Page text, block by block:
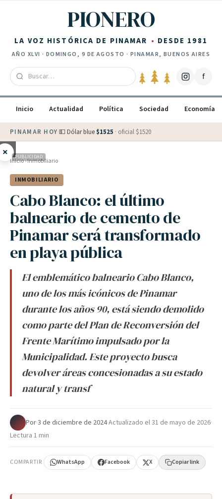
PIONERO
LA VOZ HISTÓRICA DE PINAMAR DESDE 1981
AÑO XLVI · DOMINGO, 9 DE AGOSTO · PINAMAR, BUENOS AIRES
f
Inicio Actualidad Política Sociedad Economía
PINAMAR HOY·💵 Dólar blue $1525 · oficial $1520
× PUBLICIDAD
Inicio›Inmobiliario
INMOBILIARIO
Cabo Blanco: el último
balneario de cemento de
Pinamar será transformado
en playa pública
El emblemático balneario Cabo Blanco,
uno de los más icónicos de Pinamar
durante los años 90, está siendo demolido
como parte del Plan de Reconversión del
Frente Marítimo impulsado por la
Municipalidad. Este proyecto busca
devolver áreas concesionadas a su estado
natural y transf
Por·3 de diciembre de 2024·Actualizado el31 de mayo de 2026·
Lectura 1 min
COMPARTIR WhatsApp Facebook X Copiar link